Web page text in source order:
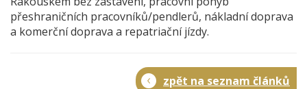
přeshraničních pracovníků/pendlerů, nákladní doprava
a komerční doprava a repatriační jízdy.
zpět na seznam článků